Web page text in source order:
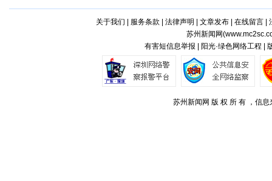
关于我们 服务条款 法律声明 文章发布| 在线留言|
苏州新闻网(
有害短信息举报 | 阳光·绿色网络工程 |
苏州新闻网 版 权 所 有 ，信